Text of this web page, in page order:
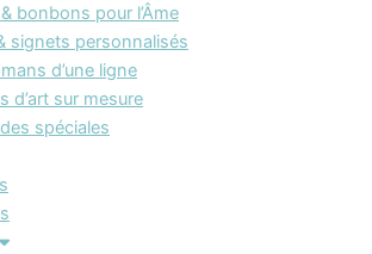
bonbons pour l’Âme
signets personnalisés
d’une ligne
d’art sur mesure
spéciales